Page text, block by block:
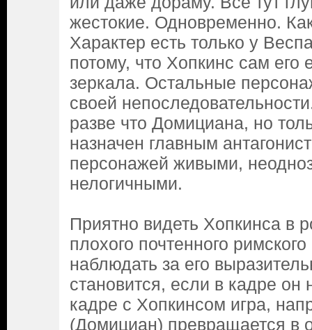
жестокие. Одновременно.
Характер есть только у
потому, что Хопкинс сам
зеркала. Остальные
своей
разве что Домициана, но
назначен главным
персонажей живыми,
нелогичными.
Приятно видеть Хопкинса в
плохого почтенного
наблюдать за его
становится, если в кадре
кадре с Хопкинсом игра,
(Домициан) превращается в